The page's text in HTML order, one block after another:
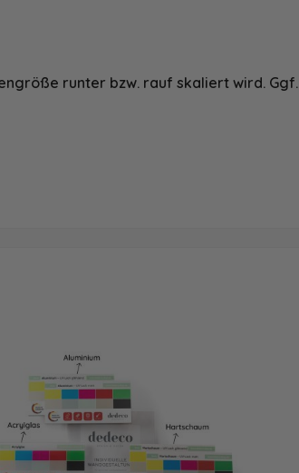
runter bzw. rauf skaliert wird.